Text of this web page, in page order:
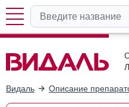
Видаль Описание